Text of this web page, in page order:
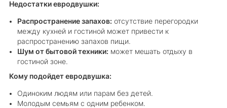
Недостатки евродвушки:
Распространение запахов: отсутствие перегородки
между кухней и гостиной может привести к
распространению запахов пищи.
Шум от бытовой техники: может мешать отдыху в
гостиной зоне.
Кому подойдет евродвушка:
Одиноким людям или парам без детей.
Молодым семьям с одним ребенком.